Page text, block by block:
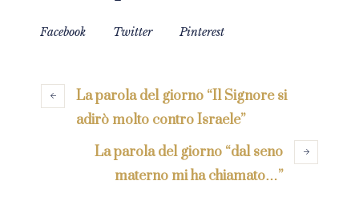
Facebook Twitter Pinterest
La parola del giorno “Il Signore si
adirò molto contro Israele”
La parola del giorno “dal seno
materno mi ha chiamato…”